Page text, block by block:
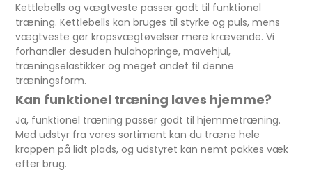
Kettlebells og vægtveste passer godt til funktionel
træning. Kettlebells kan bruges til styrke og puls, mens
vægtveste gør kropsvægtøvelser mere krævende. Vi
forhandler desuden hulahopringe, mavehjul,
træningselastikker og meget andet til denne
træningsform.
Kan funktionel træning laves hjemme?
Ja, funktionel træning passer godt til hjemmetræning.
Med udstyr fra vores sortiment kan du træne hele
kroppen på lidt plads, og udstyret kan nemt pakkes væk
efter brug.